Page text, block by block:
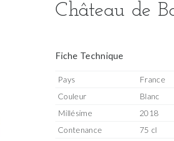
Château de
Fiche Technique
Pays
France
Couleur
Blanc
Millésime
2018
Contenance
75 cl